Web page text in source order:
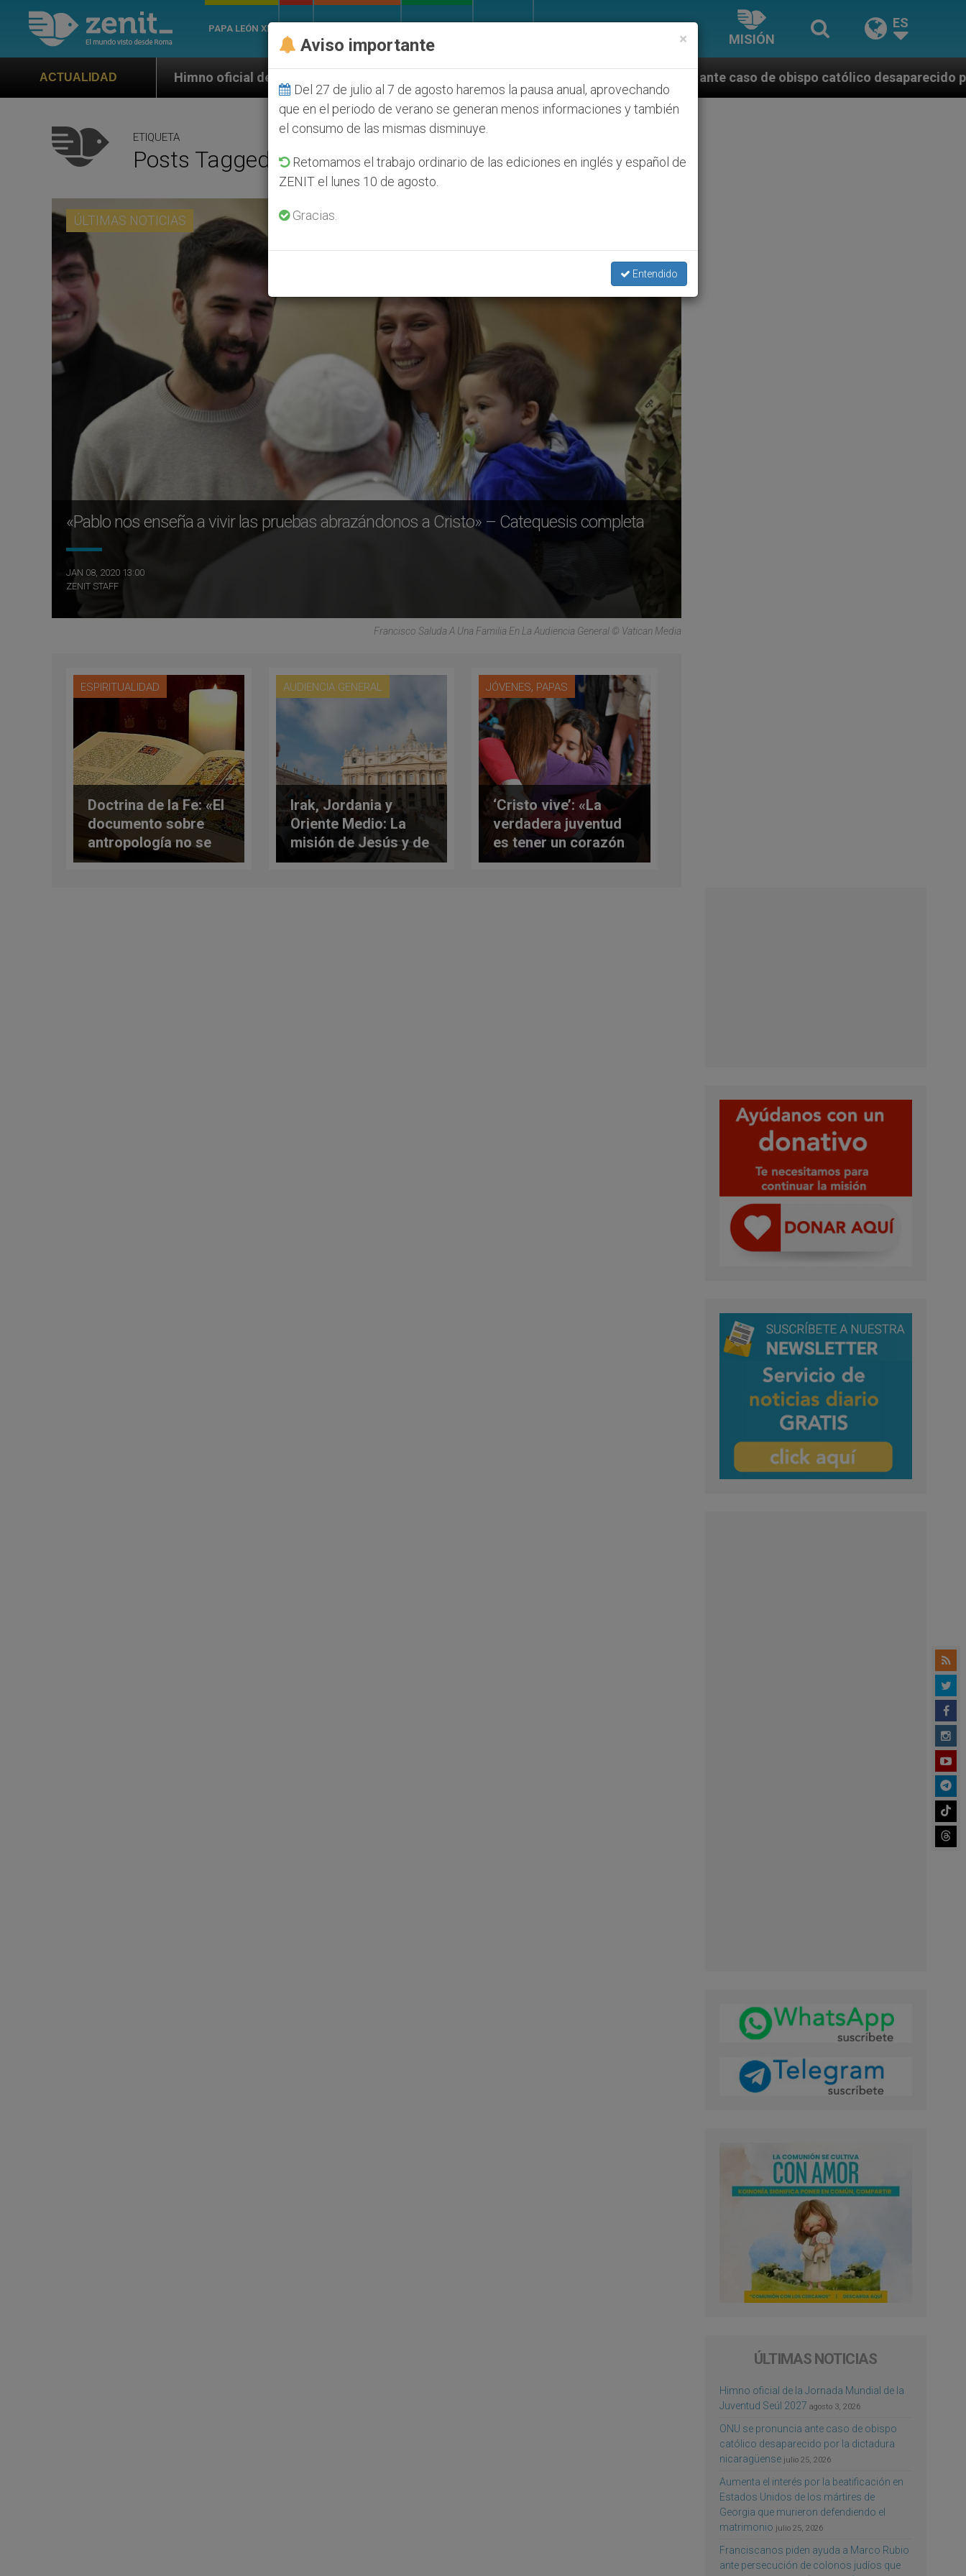
PAPA LEÓN XIV
MISIÓN
ES
ACTUALIDAD
Himno oficial de la Jornada Mundial de la Juventud Seúl 2027 ONU se pronuncia ante caso de obispo católico desaparecido por la dictadura
ETIQUETA
Posts Tagged ‘Sagradas Escrituras’
ÚLTIMAS NOTICIAS
«Pablo nos enseña a vivir las pruebas abrazándonos a Cristo» – Catequesis completa
JAN 08, 2020 13:00
ZENIT STAFF
Francisco Saluda A Una Familia En La Audiencia General © Vatican Media
ESPIRITUALIDAD
Doctrina de la Fe: «El
documento sobre
antropología no se
abre a las uniones
AUDIENCIA GENERAL
Irak, Jordania y
Oriente Medio: La
misión de Jesús y de
su Iglesia se
JÓVENES, PAPAS
‘Cristo vive’: «La
verdadera juventud
es tener un corazón
capaz de amar»
ÚLTIMAS NOTICIAS
Himno oficial de la Jornada Mundial de la
Juventud Seúl 2027 agosto 3, 2026
ONU se pronuncia ante caso de obispo
católico desaparecido por la dictadura
nicaragüense julio 25, 2026
Aumenta el interés por la beatificación en
Estados Unidos de los mártires de
Georgia que murieron defendiendo el
matrimonio julio 25, 2026
Franciscanos piden ayuda a Marco Rubio
ante persecución de colonos judíos que
×
Aviso importante
Del 27 de julio al 7 de agosto haremos la pausa anual, aprovechando
que en el periodo de verano se generan menos informaciones y también
el consumo de las mismas disminuye.
Retomamos el trabajo ordinario de las ediciones en inglés y español de
ZENIT el lunes 10 de agosto.
Gracias.
Entendido